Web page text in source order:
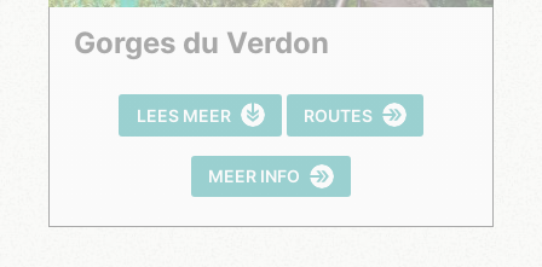
Gorges du Verdon
LEES MEER ROUTES
MEER INFO